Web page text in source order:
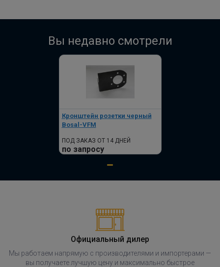
Вы недавно смотрели
Кронштейн розетки черный
Bosal-VFM
ПОД ЗАКАЗ ОТ 14 ДНЕЙ
по запросу
Официальный дилер
Мы работаем напрямую с производителями и импортерами —
вы получаете лучшую цену и максимально быстрое